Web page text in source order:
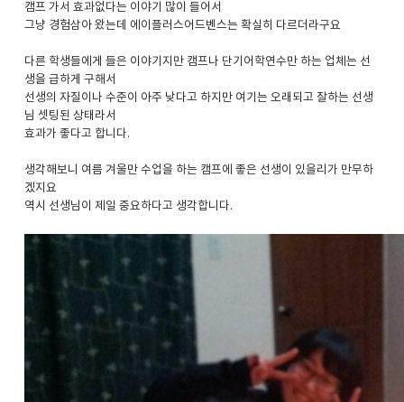
캠프 가서 효과없다는 이야기 많이 들어서
그냥 경험삼아 왔는데 에이플러스어드벤스는 확실히 다르더라구요
다른 학생들에게 들은 이야기지만 캠프나 단기어학연수만 하는 업체는 선
생을 급하게 구해서
선생의 자질이나 수준이 아주 낮다고 하지만 여기는 오래되고 잘하는 선생
님 셋팅된 상태라서
효과가 좋다고 합니다.
생각해보니 여름 겨울만 수업을 하는 캠프에 좋은 선생이 있을리가 만무하
겠지요
역시 선생님이 제일 중요하다고 생각합니다.